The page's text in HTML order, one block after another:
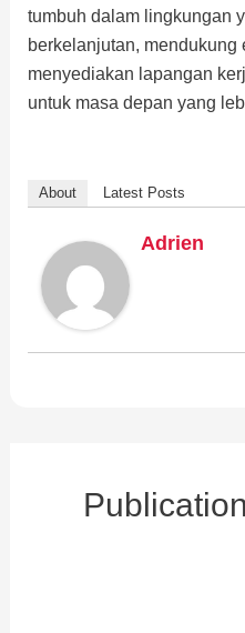
tumbuh dalam lingkungan
berkelanjutan, mendukung
menyediakan lapangan
untuk masa depan yang
About Latest Posts
Adrien